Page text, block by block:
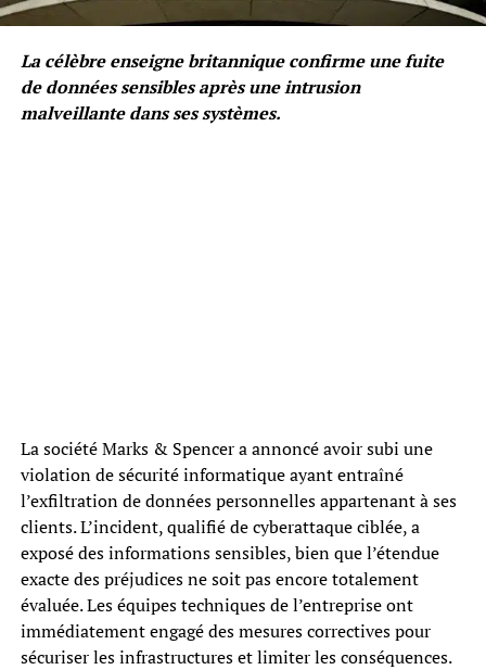
La célèbre enseigne britannique confirme une fuite
de données sensibles après une intrusion
malveillante dans ses systèmes.
La société Marks & Spencer a annoncé avoir subi une
violation de sécurité informatique ayant entraîné
l’exfiltration de données personnelles appartenant à ses
clients. L’incident, qualifié de cyberattaque ciblée, a
exposé des informations sensibles, bien que l’étendue
exacte des préjudices ne soit pas encore totalement
évaluée. Les équipes techniques de l’entreprise ont
immédiatement engagé des mesures correctives pour
sécuriser les infrastructures et limiter les conséquences.